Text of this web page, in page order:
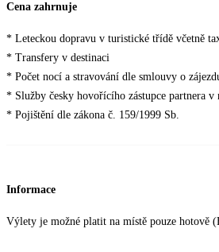
Cena zahrnuje
* Leteckou dopravu v turistické třídě včetně
* Transfery v destinaci
* Počet nocí a stravování dle smlouvy o
* Služby česky hovořícího zástupce partnera v
* Pojištění dle zákona č. 159/1999 Sb.
Informace
Výlety je možné platit na místě pouze hotově